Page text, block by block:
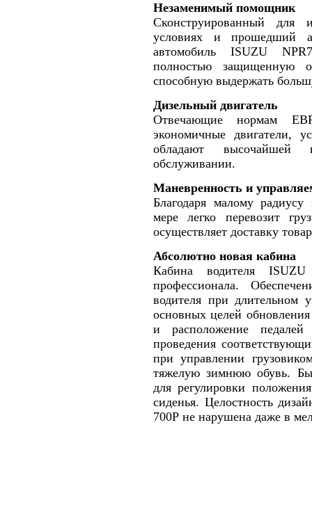
Незаменимый помощник
Сконструированный для
условиях и прошедший
автомобиль ISUZU
полностью защищенную
способную выдержать
Дизельный двигатель
Отвечающие нормам
экономичные двигатели,
обладают
обслуживании.
Маневренность и
Благодаря малому
мере легко перевозит
осуществляет доставку
Абсолютно новая кабина
Кабина водителя
профессионала.
водителя при длительном
основных целей
и расположение
проведения
при управлении
тяжелую зимнюю обувь.
для регулировки
сиденья. Целостность
700Р не нарушена даже в